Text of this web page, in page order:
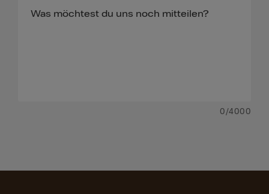
0 /4000